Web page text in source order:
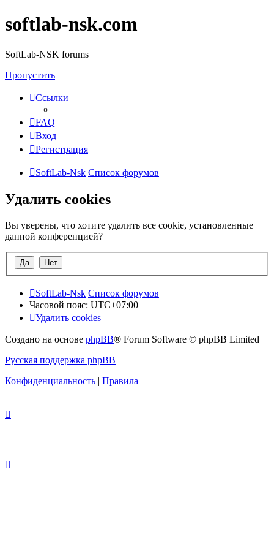
softlab-nsk.com
SoftLab-NSK forums
Пропустить
Ссылки
FAQ
Вход
Регистрация
SoftLab-Nsk Список форумов
Удалить cookies
Вы уверены, что хотите удалить все cookie, установленные
данной конференцией?
SoftLab-Nsk Список форумов
Часовой пояс: UTC+07:00
Удалить cookies
Создано на основе phpBB® Forum Software © phpBB Limited
Русская поддержка phpBB
Конфиденциальность | Правила